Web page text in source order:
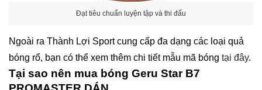
Đạt tiêu chuẩn luyện tập và thi đấu
Ngoài ra Thành Lợi Sport cung cấp đa dạng các loại quả
bóng rổ, bạn có thể xem thêm chi tiết mẫu mã bóng tại đây.
Tại sao nên mua bóng Geru Star B7